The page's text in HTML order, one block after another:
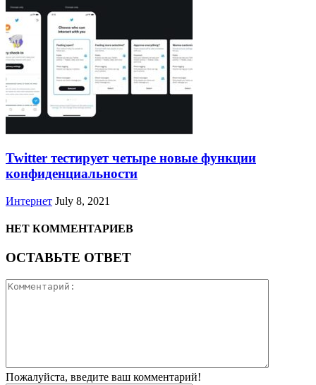
Twitter тестирует четыре новые функции
конфиденциальности
Интернет July 8, 2021
НЕТ КОММЕНТАРИЕВ
ОСТАВЬТЕ ОТВЕТ
Пожалуйста, введите ваш комментарий!